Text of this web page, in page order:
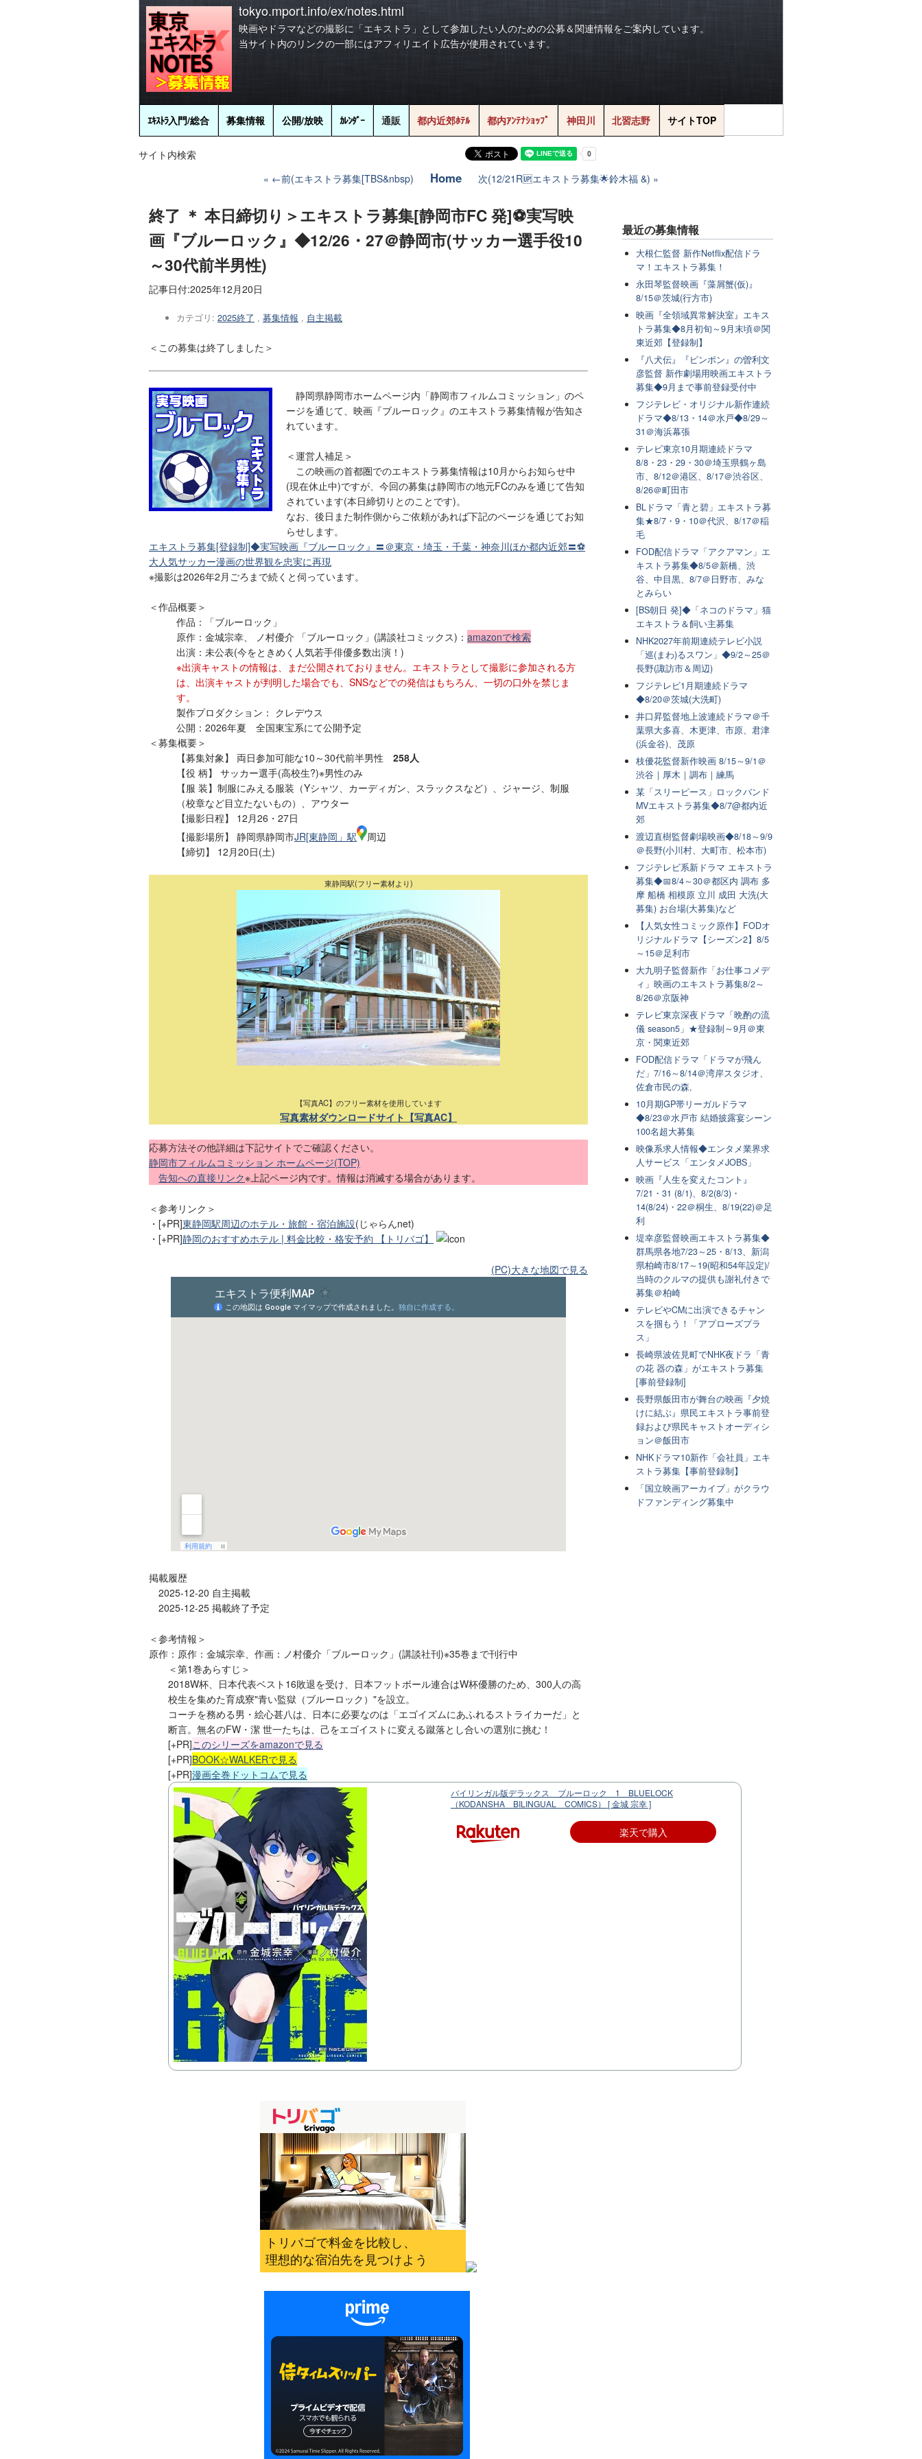
tokyo.mport.info/ex/notes.html
映画やドラマなどの撮影に「エキストラ」として参加したい人のための公募＆関連情報をご案内しています。
当サイト内のリンクの一部にはアフィリエイト広告が使用されています。
ｴｷｽﾄﾗ入門/総合 募集情報 公開/放映 ｶﾚﾝﾀﾞｰ 通販 都内近郊ﾎﾃﾙ 都内ｱﾝﾃﾅｼｮｯﾌﾟ 神田川 北習志野 サイトTOP
サイト内検索
←前(エキストラ募集[TBS&nbsp)
Home 次(12/21R🆙エキストラ募集🌟鈴木福 &)
終了 ＊ 本日締切り＞エキストラ募集[静岡市FC 発]⚽実写映
画『ブルーロック』◆12/26・27＠静岡市(サッカー選手役10
～30代前半男性)
記事日付:2025年12月20日
カテゴリ: 2025終了 , 募集情報 , 自主掲載
＜この募集は終了しました＞
静岡県静岡市ホームページ内「静岡市フィルムコミッション」のペ
ージを通じて、映画『ブルーロック』のエキストラ募集情報が告知さ
れています。
＜運営人補足＞
この映画の首都圏でのエキストラ募集情報は10月からお知らせ中
(現在休止中)ですが、今回の募集は静岡市の地元FCのみを通じて告知
されています(本日締切りとのことです)。
なお、後日また制作側からご依頼があれば下記のページを通じてお知
らせします。
エキストラ募集[登録制]◆実写映画『ブルーロック』〓＠東京・埼玉・千葉・神奈川ほか都内近郊〓⚽
大人気サッカー漫画の世界観を忠実に再現
※撮影は2026年2月ごろまで続くと伺っています。
＜作品概要＞
作品：「ブルーロック」
原作：金城宗幸、 ノ村優介 「ブルーロック」(講談社コミックス)： amazonで検索
出演：未公表(今をときめく人気若手俳優多数出演！)
※出演キャストの情報は、まだ公開されておりません。エキストラとして撮影に参加される方
は、出演キャストが判明した場合でも、SNSなどでの発信はもちろん、一切の口外を禁じま
す。
製作プロダクション： クレデウス
公開：2026年夏 全国東宝系にて公開予定
＜募集概要＞
【募集対象】 両日参加可能な10～30代前半男性 258人
【役 柄】 サッカー選手(高校生?)※男性のみ
【服 装】制服にみえる服装（Yシャツ、カーディガン、スラックスなど）、ジャージ、制服
（校章など目立たないもの）、アウター
【撮影日程】 12月26・27日
【撮影場所】 静岡県静岡市JR[東静岡」駅
周辺
【締切】 12月20日(土)
東静岡駅(フリー素材より)
【写真AC】のフリー素材を使用しています
写真素材ダウンロードサイト【写真AC】
応募方法その他詳細は下記サイトでご確認ください。
静岡市フィルムコミッション ホームページ(TOP)
告知への直接リンク※上記ページ内です。情報は消滅する場合があります。
＜参考リンク＞
・[+PR]東静岡駅周辺のホテル・旅館・宿泊施設(じゃらんnet)
・[+PR]静岡のおすすめホテル | 料金比較・格安予約 【トリバゴ】
(PC)大きな地図で見る
掲載履歴
2025-12-20 自主掲載
2025-12-25 掲載終了予定
＜参考情報＞
原作：原作：金城宗幸、作画：ノ村優介「ブルーロック」(講談社刊)※35巻まで刊行中
＜第1巻あらすじ＞
2018W杯、日本代表ベスト16敗退を受け、日本フットボール連合はW杯優勝のため、300人の高
校生を集めた育成寮"青い監獄（ブルーロック）"を設立。
コーチを務める男・絵心甚八は、日本に必要なのは「エゴイズムにあふれるストライカーだ」と
断言。無名のFW・潔 世一たちは、己をエゴイストに変える蹴落とし合いの選別に挑む！
[+PR]このシリーズをamazonで見る
[+PR]BOOK☆WALKERで見る
[+PR]漫画全巻ドットコムで見る
バイリンガル版デラックス ブルーロック 1 BLUELOCK
（KODANSHA BILINGUAL COMICS） [ 金城 宗幸 ]
楽天で購入
最近の募集情報
大根仁監督 新作Netflix配信ドラ
マ！エキストラ募集！
永田琴監督映画『藻屑蟹(仮)』
8/15＠茨城(行方市)
映画『全領域異常解決室』エキス
トラ募集◆8月初旬～9月末頃＠関
東近郊【登録制】
『八犬伝』『ピンポン』の曽利文
彦監督 新作劇場用映画エキストラ
募集◆9月まで事前登録受付中
フジテレビ・オリジナル新作連続
ドラマ◆8/13・14＠水戸◆8/29～
31＠海浜幕張
テレビ東京10月期連続ドラマ
8/8・23・29・30＠埼玉県鶴ヶ島
市、8/12＠港区、8/17＠渋谷区、
8/26＠町田市
BLドラマ「青と碧」エキストラ募
集★8/7・9・10＠代沢、8/17＠稲
毛
FOD配信ドラマ「アクアマン」エ
キストラ募集◆8/5＠新橋、渋
谷、中目黒、8/7＠日野市、みな
とみらい
[BS朝日 発]◆「ネコのドラマ」猫
エキストラ＆飼い主募集
NHK2027年前期連続テレビ小説
「巡(まわ)るスワン」◆9/2～25＠
長野(諏訪市＆周辺)
フジテレビ1月期連続ドラマ
◆8/20＠茨城(大洗町)
井口昇監督地上波連続ドラマ＠千
葉県大多喜、木更津、市原、君津
(浜金谷)、茂原
枝優花監督新作映画 8/15～9/1＠
渋谷｜厚木｜調布｜練馬
某「スリーピース」ロックバンド
MVエキストラ募集◆8/7@都内近
郊
渡辺直樹監督劇場映画◆8/18～9/9
＠長野(小川村、大町市、松本市)
フジテレビ系新ドラマ エキストラ
募集◆📅8/4～30＠都区内 調布 多
摩 船橋 相模原 立川 成田 大洗(大
募集) お台場(大募集)など
【人気女性コミック原作】FODオ
リジナルドラマ【シーズン2】8/5
～15＠足利市
大九明子監督新作「お仕事コメデ
ィ」映画のエキストラ募集8/2～
8/26＠京阪神
テレビ東京深夜ドラマ「晩酌の流
儀 season5」★登録制～9月＠東
京・関東近郊
FOD配信ドラマ「ドラマが飛ん
だ」7/16～8/14＠湾岸スタジオ、
佐倉市民の森,
10月期GP帯リーガルドラマ
◆8/23＠水戸市 結婚披露宴シーン
100名超大募集
映像系求人情報◆エンタメ業界求
人サービス「エンタメJOBS」
映画『人生を変えたコント』
7/21・31 (8/1)、8/2(8/3)・
14(8/24)・22＠桐生、8/19(22)＠足
利
堤幸彦監督映画エキストラ募集◆
群馬県各地7/23～25・8/13、新潟
県柏崎市8/17～19(昭和54年設定)/
当時のクルマの提供も謝礼付きで
募集＠柏崎
テレビやCMに出演できるチャン
スを掴もう！「アプローズプラ
ス」
長崎県波佐見町でNHK夜ドラ「青
の花 器の森」がエキストラ募集
[事前登録制]
長野県飯田市が舞台の映画『夕焼
けに結ぶ』県民エキストラ事前登
録および県民キャストオーディシ
ョン＠飯田市
NHKドラマ10新作「会社員」エキ
ストラ募集【事前登録制】
「国立映画アーカイブ」がクラウ
ドファンディング募集中